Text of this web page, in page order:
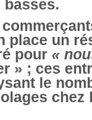
basses.
place un
pour «
» ; ces
le
chez